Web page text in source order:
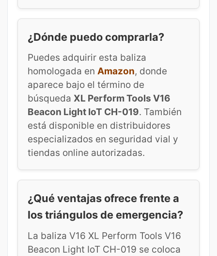
¿Dónde puedo comprarla?
Puedes adquirir esta baliza
homologada en Amazon, donde
aparece bajo el término de
búsqueda XL Perform Tools V16
Beacon Light IoT CH-019. También
está disponible en distribuidores
especializados en seguridad vial y
tiendas online autorizadas.
¿Qué ventajas ofrece frente a
los triángulos de emergencia?
La baliza V16 XL Perform Tools V16
Beacon Light IoT CH-019 se coloca